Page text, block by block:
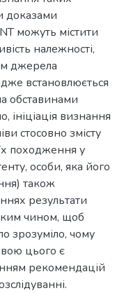
доказами
можуть містити
належності,
джерела
встановлюється
обставинами
ініціація визнання
стосовно змісту
походження у
особи, яка його
також
результати
чином, щоб
зрозуміло, чому
цього є
рекомендацій